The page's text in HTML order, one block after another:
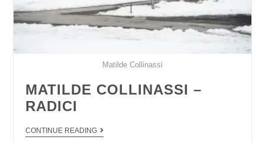
Matilde Collinassi
MATILDE COLLINASSI –
RADICI
CONTINUE READING